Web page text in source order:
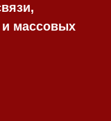
массовых